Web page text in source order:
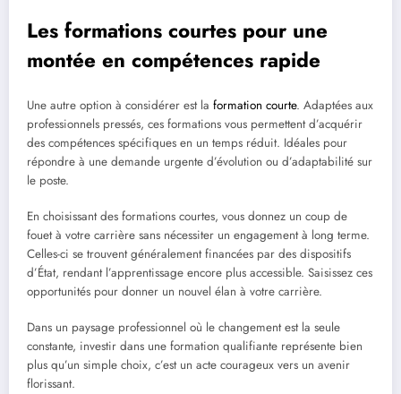
Les formations courtes pour une
montée en compétences rapide
Une autre option à considérer est la formation courte. Adaptées aux
professionnels pressés, ces formations vous permettent d’acquérir
des compétences spécifiques en un temps réduit. Idéales pour
répondre à une demande urgente d’évolution ou d’adaptabilité sur
le poste.
En choisissant des formations courtes, vous donnez un coup de
fouet à votre carrière sans nécessiter un engagement à long terme.
Celles-ci se trouvent généralement financées par des dispositifs
d’État, rendant l’apprentissage encore plus accessible. Saisissez ces
opportunités pour donner un nouvel élan à votre carrière.
Dans un paysage professionnel où le changement est la seule
constante, investir dans une formation qualifiante représente bien
plus qu’un simple choix, c’est un acte courageux vers un avenir
florissant.